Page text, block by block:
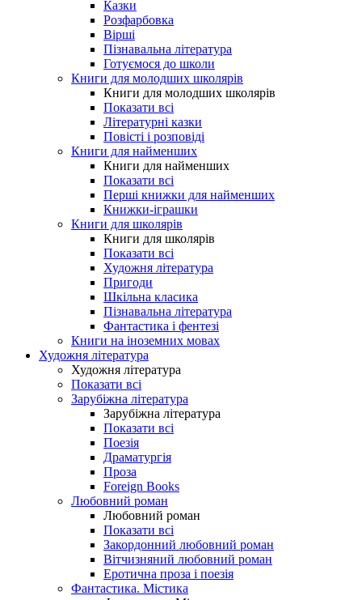
Казки
Розфарбовка
Вірші
Пізнавальна література
Готуємося до школи
Книги для молодших школярів
Книги для молодших школярів
Показати всі
Літературні казки
Повісті і розповіді
Книги для найменших
Книги для найменших
Показати всі
Перші книжки для найменших
Книжки-іграшки
Книги для школярів
Книги для школярів
Показати всі
Художня література
Пригоди
Шкільна класика
Пізнавальна література
Фантастика і фентезі
Книги на іноземних мовах
Художня література
Художня література
Показати всі
Зарубіжна література
Зарубіжна література
Показати всі
Поезія
Драматургія
Проза
Foreign Books
Любовний роман
Любовний роман
Показати всі
Закордонний любовний роман
Вітчизняний любовний роман
Еротична проза і поезія
Фантастика. Містика